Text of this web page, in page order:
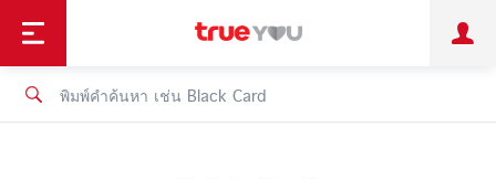
ลูกค้าบุคคล ลูกค้าองค์กร
ช้อป
เทรนด์เทคโนโลยี